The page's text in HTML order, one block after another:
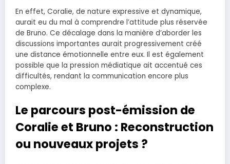
En effet, Coralie, de nature expressive et dynamique,
aurait eu du mal à comprendre l’attitude plus réservée
de Bruno. Ce décalage dans la manière d’aborder les
discussions importantes aurait progressivement créé
une distance émotionnelle entre eux. Il est également
possible que la pression médiatique ait accentué ces
difficultés, rendant la communication encore plus
complexe.
Le parcours post-émission de
Coralie et Bruno : Reconstruction
ou nouveaux projets ?